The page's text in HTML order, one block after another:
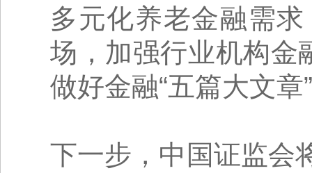
多元化养老金融需
场，加强行业机构金
做好金融“五篇大文
下一步，中国证监会